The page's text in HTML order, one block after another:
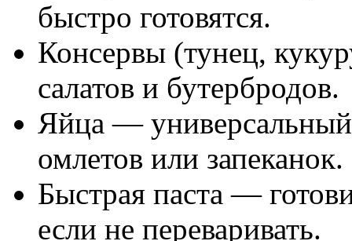
быстро готовятся.
Консервы (тунец,
салатов и бутербродов.
Яйца —
омлетов или запеканок.
Быстрая паста —
если не переваривать.